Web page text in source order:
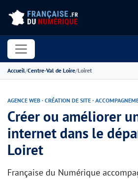
Accueil Centre-Val de Loire Loiret
AGENCE WEB · CRÉATION DE SITE ·
Créer ou améliorer
internet dans le
Loiret
Française du Numérique